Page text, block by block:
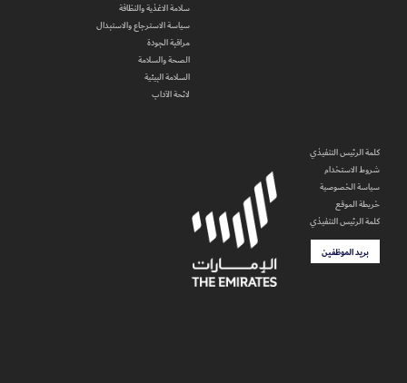
سلامة الاغذية والنظافة
سياسة الاسترجاع والاستبدال
مراقبة الجودة
الصحة والسلامة
السلامة البيئية
لائحة الآداب
كلمة الرئيس التنفيذي
شروط الاستخدام
سياسة الخصوصية
خريطة الموقع
كلمة الرئيس التنفيذي
بريد الموظفين